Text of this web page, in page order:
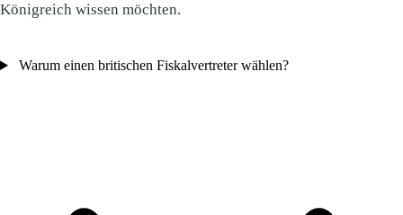
Königreich wissen möchten.
Warum einen britischen Fiskalvertreter wählen?